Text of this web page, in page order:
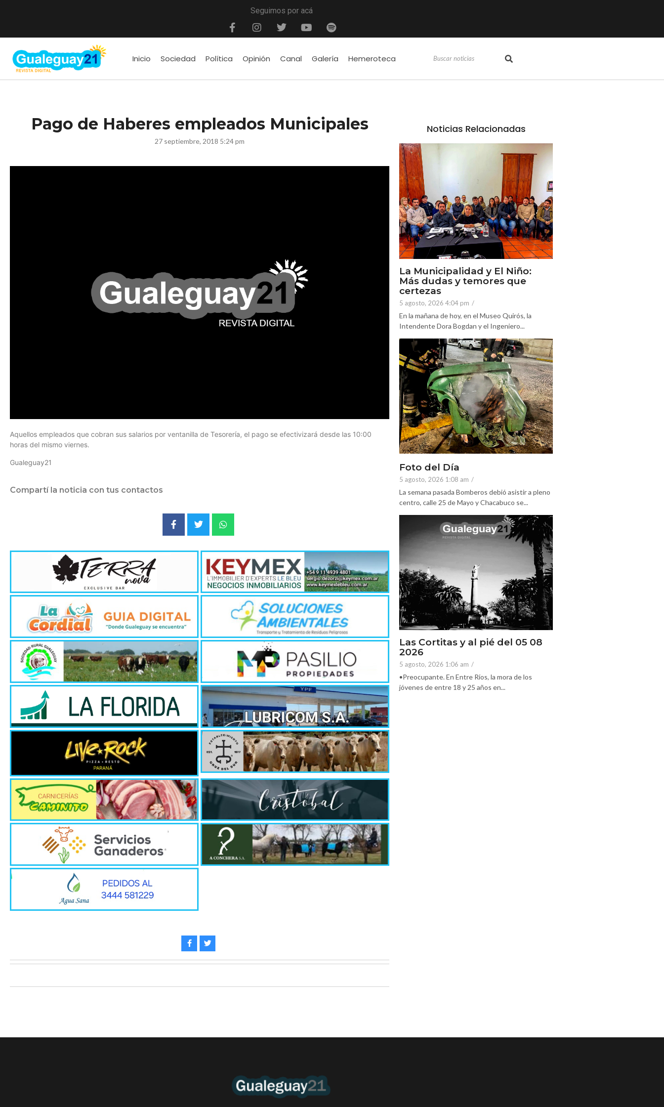
Seguimos por acá
Inicio Sociedad Política Opinión Canal Galería Hemeroteca
Pago de Haberes empleados Municipales
27 septiembre, 2018 5:24 pm
Aquellos empleados que cobran sus salarios por ventanilla de Tesorería, el pago se efectivizará desde las 10:00
horas del mismo viernes.
Gualeguay21
Compartí la noticia con tus contactos
Noticias Relacionadas
La Municipalidad y El Niño:
Más dudas y temores que
certezas
5 agosto, 2026 4:04 pm /
En la mañana de hoy, en el Museo Quirós, la
Intendente Dora Bogdan y el Ingeniero...
Foto del Día
5 agosto, 2026 1:08 am /
La semana pasada Bomberos debió asistir a pleno
centro, calle 25 de Mayo y Chacabuco se...
Las Cortitas y al pié del 05 08
2026
5 agosto, 2026 1:06 am /
•Preocupante. En Entre Ríos, la mora de los
jóvenes de entre 18 y 25 años en...